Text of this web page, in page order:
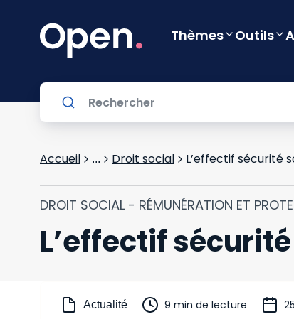
Thèmes Outils
Accueil ... Droit social L’effectif sécurité
DROIT SOCIAL - RÉMUNÉRATION ET
L’effectif
Actualité 9 min de lecture